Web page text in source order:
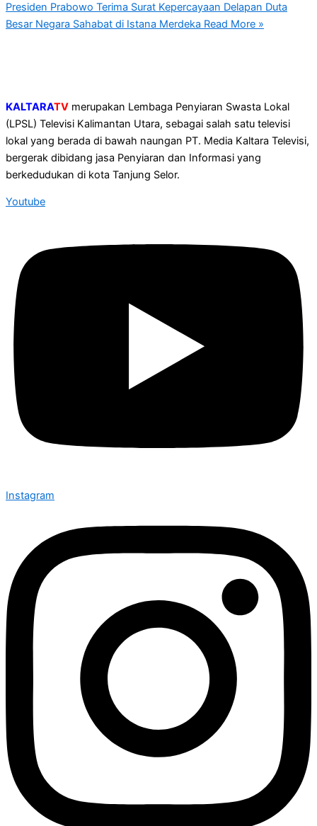
Presiden Prabowo Terima Surat Kepercayaan Delapan Duta
Besar Negara Sahabat di Istana Merdeka Read More »
KALTARATV merupakan Lembaga Penyiaran Swasta Lokal
(LPSL) Televisi Kalimantan Utara, sebagai salah satu televisi
lokal yang berada di bawah naungan PT. Media Kaltara Televisi,
bergerak dibidang jasa Penyiaran dan Informasi yang
berkedudukan di kota Tanjung Selor.
Youtube
Instagram